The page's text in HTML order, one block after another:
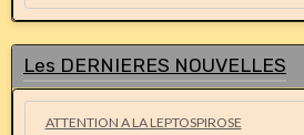
Les DERNIERES NOUVELLES
ATTENTION A LA LEPTOSPIROSE